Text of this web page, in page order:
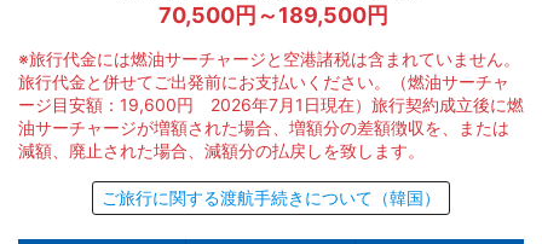
70,500円～189,500円
※旅行代金には燃油サーチャージと空港諸税は含まれていません。
旅行代金と併せてご出発前にお支払いください。（燃油サーチャ
ージ目安額：19,600円 2026年7月1日現在）旅行契約成立後に燃
油サーチャージが増額された場合、増額分の差額徴収を、または
減額、廃止された場合、減額分の払戻しを致します。
ご旅行に関する渡航手続きについて（韓国）